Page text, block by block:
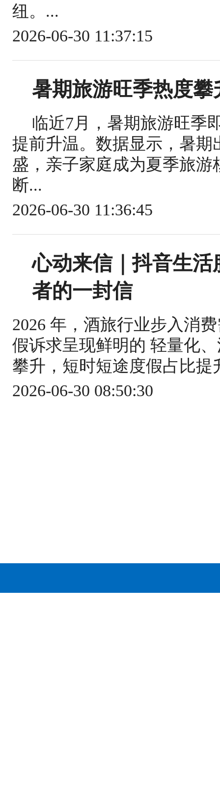
纽。...
2026-06-30 11:37:15
暑期旅游旺季热度
临近7月，暑期旅游旺季
提前升温。数据显示，暑
盛，亲子家庭成为夏季旅
断...
2026-06-30 11:36:45
心动来信｜抖音生
者的一封信
2026 年，酒旅行业步入消
假诉求呈现鲜明的 轻量化
攀升，短时短途度假占比
2026-06-30 08:50:30